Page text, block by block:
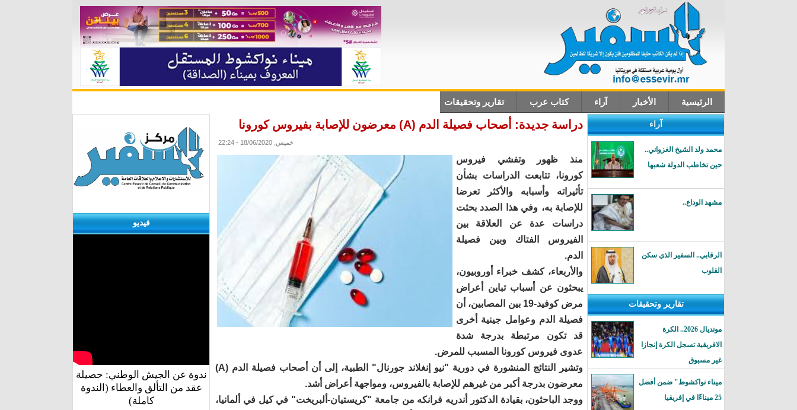
الرئيسية الأخبار آراء كتاب عرب تقارير وتحقيقات
آراء
محمد ولد الشيخ الغزواني..
حين تخاطب الدولة شعبها
مشهد الوداع..
الرقابي.. السفير الذي سكن
القلوب
تقارير وتحقيقات
مونديال 2026.. الكرة
الافريقية تسجل الكرة إنجازا
غير مسبوق
ميناء نواكشوط" ضمن أفضل
25 ميناءًا في إفريقيا
دراسة جديدة: أصحاب فصيلة الدم (A) معرضون للإصابة بفيروس كورونا
خميس, 18/06/2020 - 22:24
منذ ظهور وتفشي فيروس
كورونا، تتابعت الدراسات بشأن
تأثيراته وأسبابه والأكثر تعرضا
للإصابة به، وفي هذا الصدد بحثت
دراسات عدة عن العلاقة بين
الفيروس الفتاك وبين فصيلة
الدم.
والأربعاء، كشف خبراء أوروبيون،
يبحثون عن أسباب تباين أعراض
مرض كوفيد-19 بين المصابين، أن
فصيلة الدم وعوامل جينية أخرى
قد تكون مرتبطة بدرجة شدة
عدوى فيروس كورونا المسبب للمرض.
وتشير النتائج المنشورة في دورية "نيو إنغلاند جورنال" الطبية، إلى أن أصحاب فصيلة الدم (A)
معرضون بدرجة أكبر من غيرهم للإصابة بالفيروس، ومواجهة أعراض أشد.
ووجد الباحثون، بقيادة الدكتور أندريه فرانكه من جامعة "كريستيان-ألبريخت" في كيل في ألمانيا،
فيديو
ندوة عن الجيش الوطني: حصيلة
عقد من التألق والعطاء (الندوة
كاملة)